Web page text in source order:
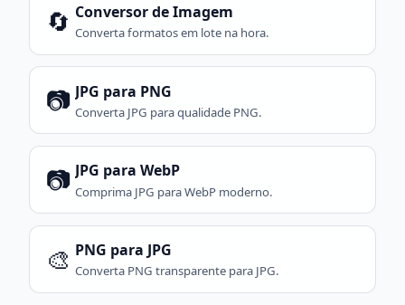
🔄 Conversor de Imagem
Converta formatos em lote na hora.
📷 JPG para PNG
Converta JPG para qualidade PNG.
📷 JPG para WebP
Comprima JPG para WebP moderno.
🎨 PNG para JPG
Converta PNG transparente para JPG.